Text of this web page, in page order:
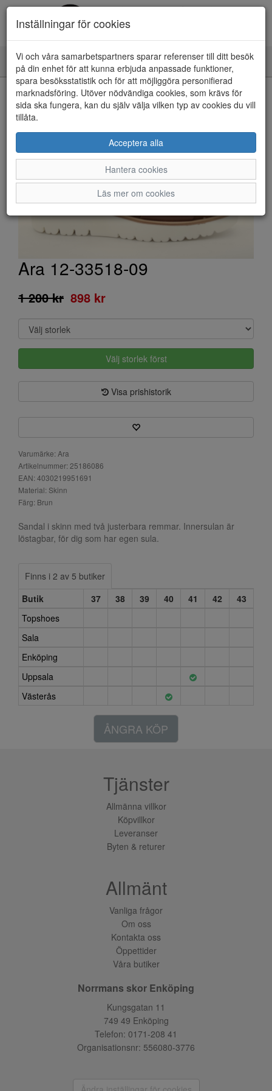
Toggle
navigation
HEM
Ara 12-33518-09
1 200 kr 898 kr
Välj storlek först
Visa prishistorik
Varumärke: Ara
Artikelnummer: 25186086
EAN: 4030219951691
Material: Skinn
Färg: Brun
Sandal i skinn med två justerbara remmar. Innersulan är
löstagbar, för dig som har egen sula.
Finns i 2 av 5 butiker
Butik
37 38 39 40 41 42
43
Topshoes
Sala
Enköping
Uppsala
Västerås
ÅNGRA KÖP
Inställningar för cookies
Vi och våra samarbetspartners sparar referenser till ditt besök
på din enhet för att kunna erbjuda anpassade funktioner,
spara besöksstatistik och för att möjliggöra personifierad
marknadsföring. Utöver nödvändiga cookies, som krävs för
sida ska fungera, kan du själv välja vilken typ av cookies du vill
tillåta.
Acceptera alla
Hantera cookies
Läs mer om cookies
Tjänster
Allmänna villkor
Köpvillkor
Leveranser
Byten & returer
Allmänt
Vanliga frågor
Om oss
Kontakta oss
Öppettider
Våra butiker
Norrmans skor Enköping
Kungsgatan 11
749 49 Enköping
Telefon: 0171-208 41
Organisationsnr: 556080-3776